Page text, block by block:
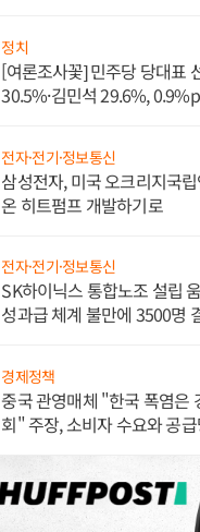
정치
[여론조사꽃] 민주당 당대표
30.5%·김민석 29.6%,
전자·전기·정보통신
삼성전자, 미국 오크리지국
온 히트펌프 개발하기로
전자·전기·정보통신
SK하이닉스 통합노조 설립
성과급 체계 불만에 3500명
경제정책
중국 관영매체 "한국 폭염은
회" 주장, 소비자 수요와 공